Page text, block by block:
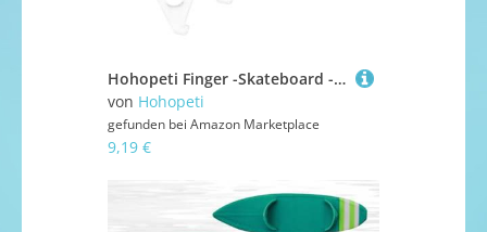
Hohopeti Finger -Skateboard -Speicherregal Skateboard -Aufbewahrungsständer Plastikanzeigeständer Durchsichtiger Skateboardständer Präsentationsständer aus Kunststoff Transparent
von Hohopeti
gefunden bei Amazon Marketplace
9,19 €